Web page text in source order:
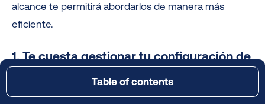
alcance te permitirá abordarlos de manera más
eficiente.
1. Te cuesta gestionar tu configuración de
envíos
¿Qué son los envíos de Shopify y cómo funcionan?
Table of contents